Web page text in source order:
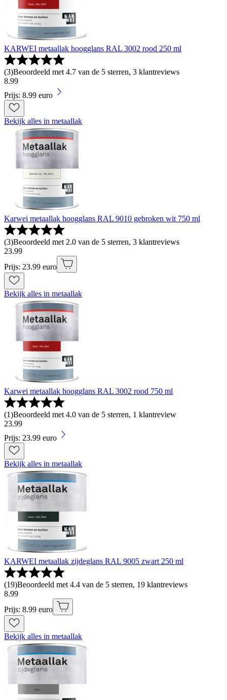
KARWEI metaallak hoogglans RAL 3002 rood 250 ml
(3)Beoordeeld met 4.7 van de 5 sterren, 3 klantreviews
8.99
Prijs: 8.99 euro
Bekijk alles in metaallak
Karwei metaallak hoogglans RAL 9010 gebroken wit 750 ml
(3)Beoordeeld met 2.0 van de 5 sterren, 3 klantreviews
23.99
Prijs: 23.99 euro
Bekijk alles in metaallak
Karwei metaallak hoogglans RAL 3002 rood 750 ml
(1)Beoordeeld met 4.0 van de 5 sterren, 1 klantreview
23.99
Prijs: 23.99 euro
Bekijk alles in metaallak
KARWEI metaallak zijdeglans RAL 9005 zwart 250 ml
(19)Beoordeeld met 4.4 van de 5 sterren, 19 klantreviews
8.99
Prijs: 8.99 euro
Bekijk alles in metaallak